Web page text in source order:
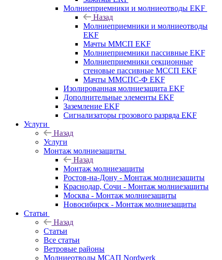
Молниеприемники и молниеотводы EKF
Назад
Молниеприемники и молниеотводы
EKF
Мачты ММСП EKF
Молниеприемники пассивные EKF
Молниеприемники секционные
стеновые пассивные МССП EKF
Мачты ММСПС-Ф EKF
Изолированная молниезащита EKF
Дополнительные элементы EKF
Заземление EKF
Сигнализаторы грозового разряда EKF
Услуги
Назад
Услуги
Монтаж молниезащиты
Назад
Монтаж молниезащиты
Ростов-на-Дону - Монтаж молниезащиты
Краснодар, Сочи - Монтаж молниезащиты
Москва - Монтаж молниезащиты
Новосибирск - Монтаж молниезащиты
Статьи
Назад
Статьи
Все статьи
Ветровые районы
Молниеотводы МСАП Nordwerk